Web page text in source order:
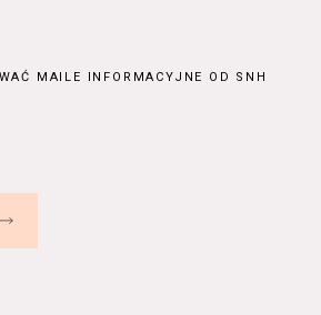
Usługi:
Biletów i Karnetów oraz
MAILE INFORMACYJNE OD SNH